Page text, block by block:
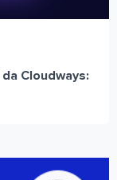
Cloudways: